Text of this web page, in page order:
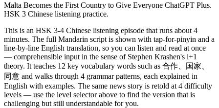
Malta Becomes the First Country to Give Everyone ChatGPT Plus.
HSK 3 Chinese listening practice.
This is an HSK 3-4 Chinese listening episode that runs about 4
minutes. The full Mandarin script is shown with tap-for-pinyin and a
line-by-line English translation, so you can listen and read at once
— comprehensible input in the sense of Stephen Krashen's i+1
theory. It teaches 12 key vocabulary words such as 合作、国家、
同意 and walks through 4 grammar patterns, each explained in
English with examples. The same news story is retold at 4 difficulty
levels — use the level selector above to find the version that is
challenging but still understandable for you.